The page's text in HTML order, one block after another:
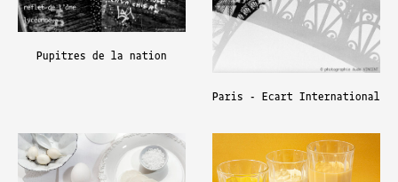
Pupitres de la nation
Paris - Ecart International